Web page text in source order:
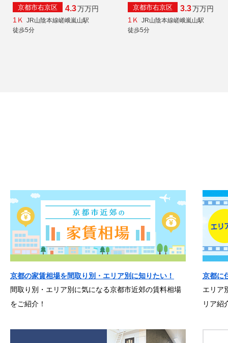
京都市右京区 4.3万万円
1Ｋ
JR山陰本線嵯峨嵐山駅
徒歩5分
京都市右京区 3.3万万円
1Ｋ
JR山陰本線嵯峨嵐山駅
徒歩5分
京都の家賃相場を間取り別・エリア別に知りたい！
間取り別・エリア別に気になる京都市近郊の賃料相場
をご紹介！
京都に
エリア
リア紹